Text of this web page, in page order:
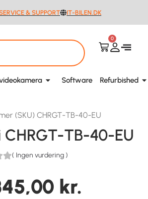
& SUPPORT IT-BILEN.DK
0
Software Refurbished
(SKU) CHRGT-TB-40-EU
CHRGT-TB-40-EU
( Ingen vurdering )
kr.